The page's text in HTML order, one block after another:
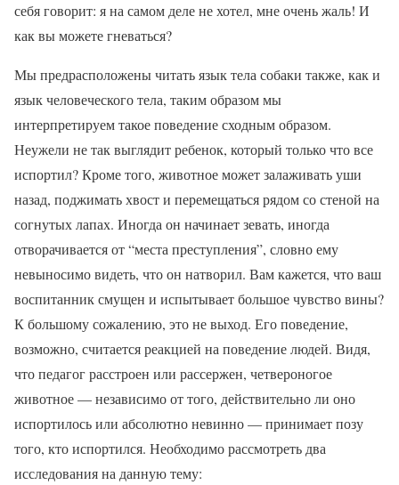
себя говорит: я на самом деле не хотел, мне очень жаль! И
как вы можете гневаться?
Мы предрасположены читать язык тела собаки также, как и
язык человеческого тела, таким образом мы
интерпретируем такое поведение сходным образом.
Неужели не так выглядит ребенок, который только что все
испортил? Кроме того, животное может залаживать уши
назад, поджимать хвост и перемещаться рядом со стеной на
согнутых лапах. Иногда он начинает зевать, иногда
отворачивается от “места преступления”, словно ему
невыносимо видеть, что он натворил. Вам кажется, что ваш
воспитанник смущен и испытывает большое чувство вины?
К большому сожалению, это не выход. Его поведение,
возможно, считается реакцией на поведение людей. Видя,
что педагог расстроен или рассержен, четвероногое
животное — независимо от того, действительно ли оно
испортилось или абсолютно невинно — принимает позу
того, кто испортился. Необходимо рассмотреть два
исследования на данную тему: